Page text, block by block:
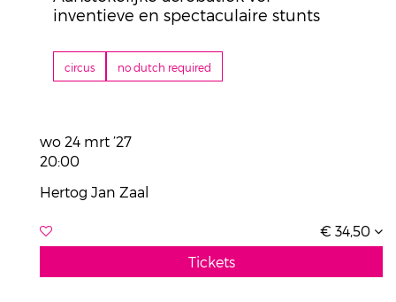
inventieve en spectaculaire stunts
circus no dutch required
wo 24 mrt ’27
20:00
Hertog Jan Zaal
€ 34,50
Tickets